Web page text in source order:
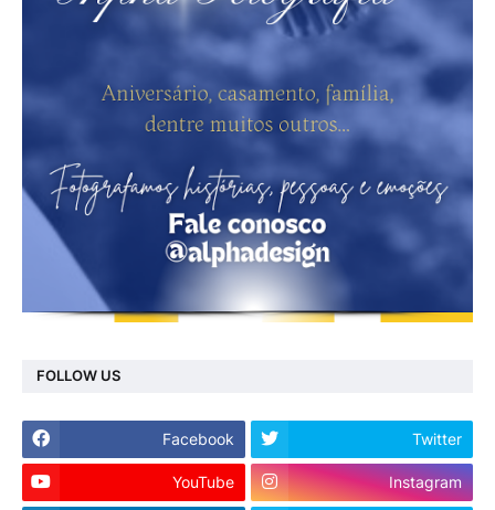
FOLLOW US
Facebook Twitter
YouTube Instagram